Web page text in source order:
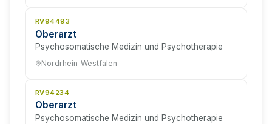
RV94493
Oberarzt
Psychosomatische Medizin und Psychotherapie
Nordrhein-Westfalen
RV94234
Oberarzt
Psychosomatische Medizin und Psychotherapie